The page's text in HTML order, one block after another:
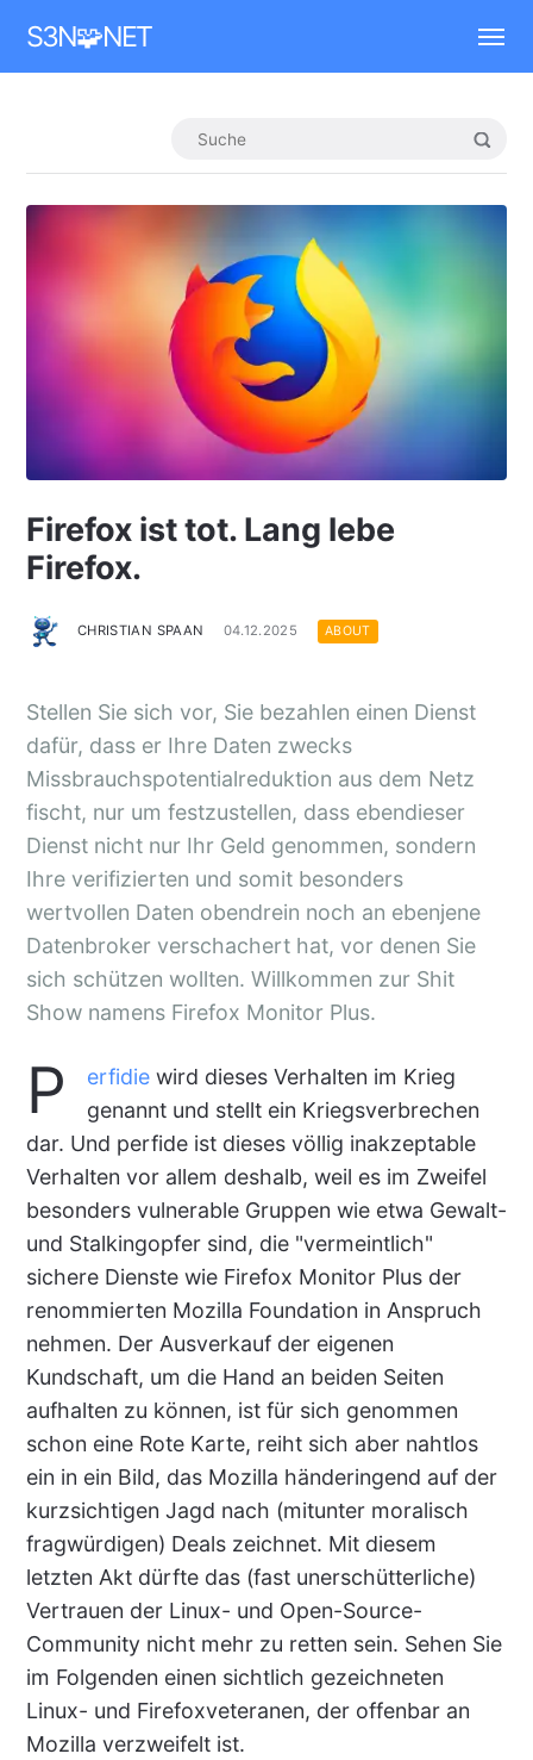
S3N🧩NET
Firefox ist tot. Lang lebe
Firefox.
CHRISTIAN SPAAN 04.12.2025 ABOUT
Stellen Sie sich vor, Sie bezahlen einen Dienst
dafür, dass er Ihre Daten zwecks
Missbrauchspotentialreduktion aus dem Netz
fischt, nur um festzustellen, dass ebendieser
Dienst nicht nur Ihr Geld genommen, sondern
Ihre verifizierten und somit besonders
wertvollen Daten obendrein noch an ebenjene
Datenbroker verschachert hat, vor denen Sie
sich schützen wollten. Willkommen zur Shit
Show namens Firefox Monitor Plus.
P erfidiewird dieses Verhalten im Krieg
genannt und stellt ein Kriegsverbrechen
dar. Und perfide ist dieses völlig inakzeptable
Verhalten vor allem deshalb, weil es im Zweifel
besonders vulnerable Gruppen wie etwa Gewalt-
und Stalkingopfer sind, die "vermeintlich"
sichere Dienste wie Firefox Monitor Plus der
renommierten Mozilla Foundation in Anspruch
nehmen. Der Ausverkauf der eigenen
Kundschaft, um die Hand an beiden Seiten
aufhalten zu können, ist für sich genommen
schon eine Rote Karte, reiht sich aber nahtlos
ein in ein Bild, das Mozilla händeringend auf der
kurzsichtigen Jagd nach (mitunter moralisch
fragwürdigen) Deals zeichnet. Mit diesem
letzten Akt dürfte das (fast unerschütterliche)
Vertrauen der Linux- und Open-Source-
Community nicht mehr zu retten sein. Sehen Sie
im Folgenden einen sichtlich gezeichneten
Linux- und Firefoxveteranen, der offenbar an
Mozilla verzweifelt ist.